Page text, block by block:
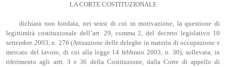
LA CORTE COSTITUZIONALE
dichiara non fondata, nei sensi di cui in motivazione, la questione di
legittimità costituzionale dell’art. 29, comma 2, del decreto legislativo 10
settembre 2003, n. 276 (Attuazione delle deleghe in materia di occupazione e
mercato del lavoro, di cui alla legge 14 febbraio 2003, n. 30), sollevata, in
riferimento agli artt. 3 e 36 della Costituzione, dalla Corte di appello di